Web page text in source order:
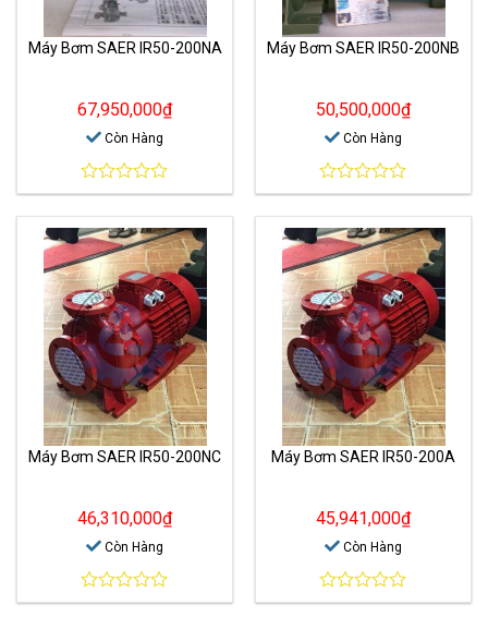
Máy Bơm SAER IR50-200NA
67,950,000₫
Còn Hàng
0
out
of
5
Máy Bơm SAER IR50-200NB
50,500,000₫
Còn Hàng
0
out
of
5
Máy Bơm SAER IR50-200NC
46,310,000₫
Còn Hàng
0
Máy Bơm SAER IR50-200A
45,941,000₫
Còn Hàng
0